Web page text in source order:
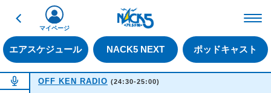
戻る
エアスケジュール NACK5 NEXT ポッドキャスト
マイページ
NOW ON AIR
OFF KEN RADIO (24:30-25:00)